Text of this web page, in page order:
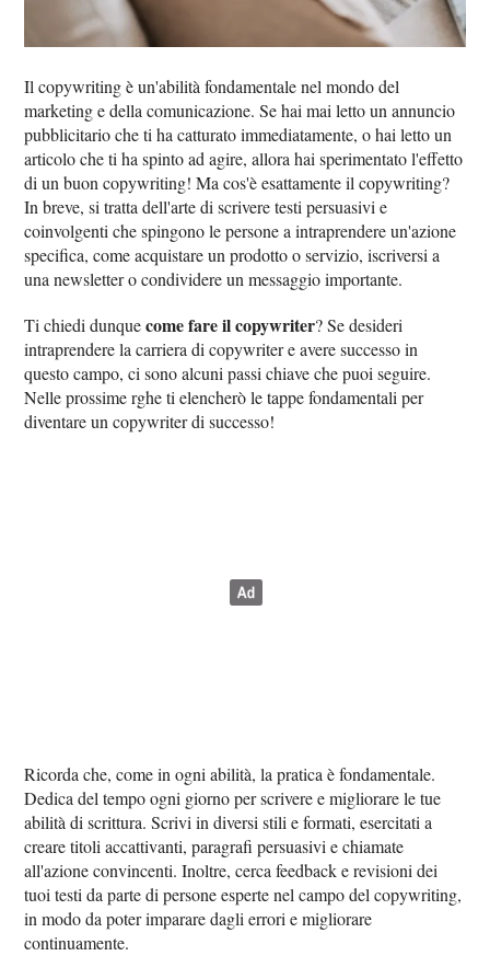
Il copywriting è un'abilità fondamentale nel mondo del
marketing e della comunicazione. Se hai mai letto un annuncio
pubblicitario che ti ha catturato immediatamente, o hai letto un
articolo che ti ha spinto ad agire, allora hai sperimentato l'effetto
di un buon copywriting! Ma cos'è esattamente il copywriting?
In breve, si tratta dell'arte di scrivere testi persuasivi e
coinvolgenti che spingono le persone a intraprendere un'azione
specifica, come acquistare un prodotto o servizio, iscriversi a
una newsletter o condividere un messaggio importante.
Ti chiedi dunquecome fare il copywriter? Se desideri
intraprendere la carriera di copywriter e avere successo in
questo campo, ci sono alcuni passi chiave che puoi seguire.
Nelle prossime rghe ti elencherò le tappe fondamentali per
diventare un copywriter di successo!
Ricorda che, come in ogni abilità, la pratica è fondamentale.
Dedica del tempo ogni giorno per scrivere e migliorare le tue
abilità di scrittura. Scrivi in diversi stili e formati, esercitati a
creare titoli accattivanti, paragrafi persuasivi e chiamate
all'azione convincenti. Inoltre, cerca feedback e revisioni dei
tuoi testi da parte di persone esperte nel campo del copywriting,
in modo da poter imparare dagli errori e migliorare
continuamente.